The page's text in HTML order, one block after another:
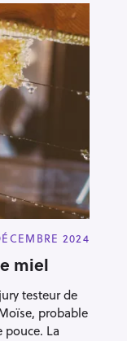
2024
miel
testeur de
probable
La